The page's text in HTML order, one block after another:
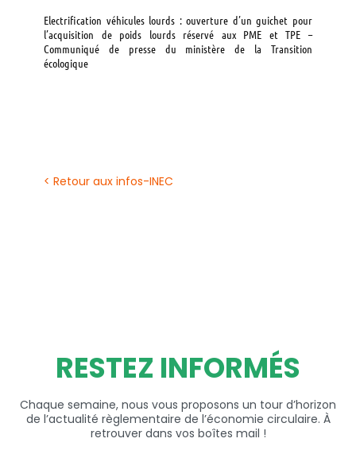
Electrification véhicules lourds : ouverture d’un guichet pour
l’acquisition de poids lourds réservé aux PME et TPE –
Communiqué de presse du ministère de la Transition
écologique
< Retour aux infos-INEC
RESTEZ INFORMÉS
Chaque semaine, nous vous proposons un tour d’horizon
de l’actualité règlementaire de l’économie circulaire. À
retrouver dans vos boîtes mail !